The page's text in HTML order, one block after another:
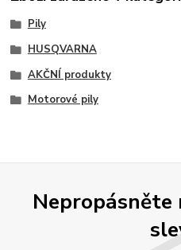
Pily
HUSQVARNA
AKČNÍ produkty
Motorové pily
Nepropásněte